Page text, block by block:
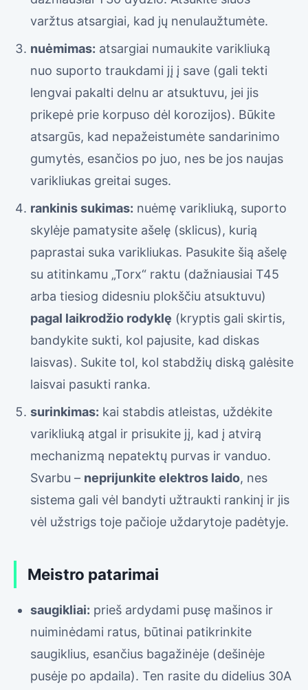
varžtus atsargiai, kad jų nenulaužtumėte.
nuėmimas: atsargiai numaukite varikliuką
nuo suporto traukdami jį į save (gali tekti
lengvai pakalti delnu ar atsuktuvu, jei jis
prikepė prie korpuso dėl korozijos). Būkite
atsargūs, kad nepažeistumėte sandarinimo
gumytės, esančios po juo, nes be jos naujas
varikliukas greitai suges.
rankinis sukimas: nuėmę varikliuką, suporto
skylėje pamatysite ašelę (sklicus), kurią
paprastai suka varikliukas. Pasukite šią ašelę
su atitinkamu „Torx“ raktu (dažniausiai T45
arba tiesiog didesniu plokščiu atsuktuvu)
pagal laikrodžio rodyklę (kryptis gali skirtis,
bandykite sukti, kol pajusite, kad diskas
laisvas). Sukite tol, kol stabdžių diską galėsite
laisvai pasukti ranka.
surinkimas: kai stabdis atleistas, uždėkite
varikliuką atgal ir prisukite jį, kad į atvirą
mechanizmą nepatektų purvas ir vanduo.
Svarbu – neprijunkite elektros laido, nes
sistema gali vėl bandyti užtraukti rankinį ir jis
vėl užstrigs toje pačioje uždarytoje padėtyje.
Meistro patarimai
saugikliai: prieš ardydami pusę mašinos ir
nuiminėdami ratus, būtinai patikrinkite
saugiklius, esančius bagažinėje (dešinėje
pusėje po apdaila). Ten rasite du didelius 30A